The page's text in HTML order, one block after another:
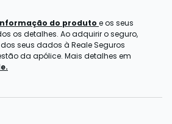
do produto e os seus
os detalhes. Ao adquirir o seguro,
seus dados à Reale Seguros
da apólice. Mais detalhes em